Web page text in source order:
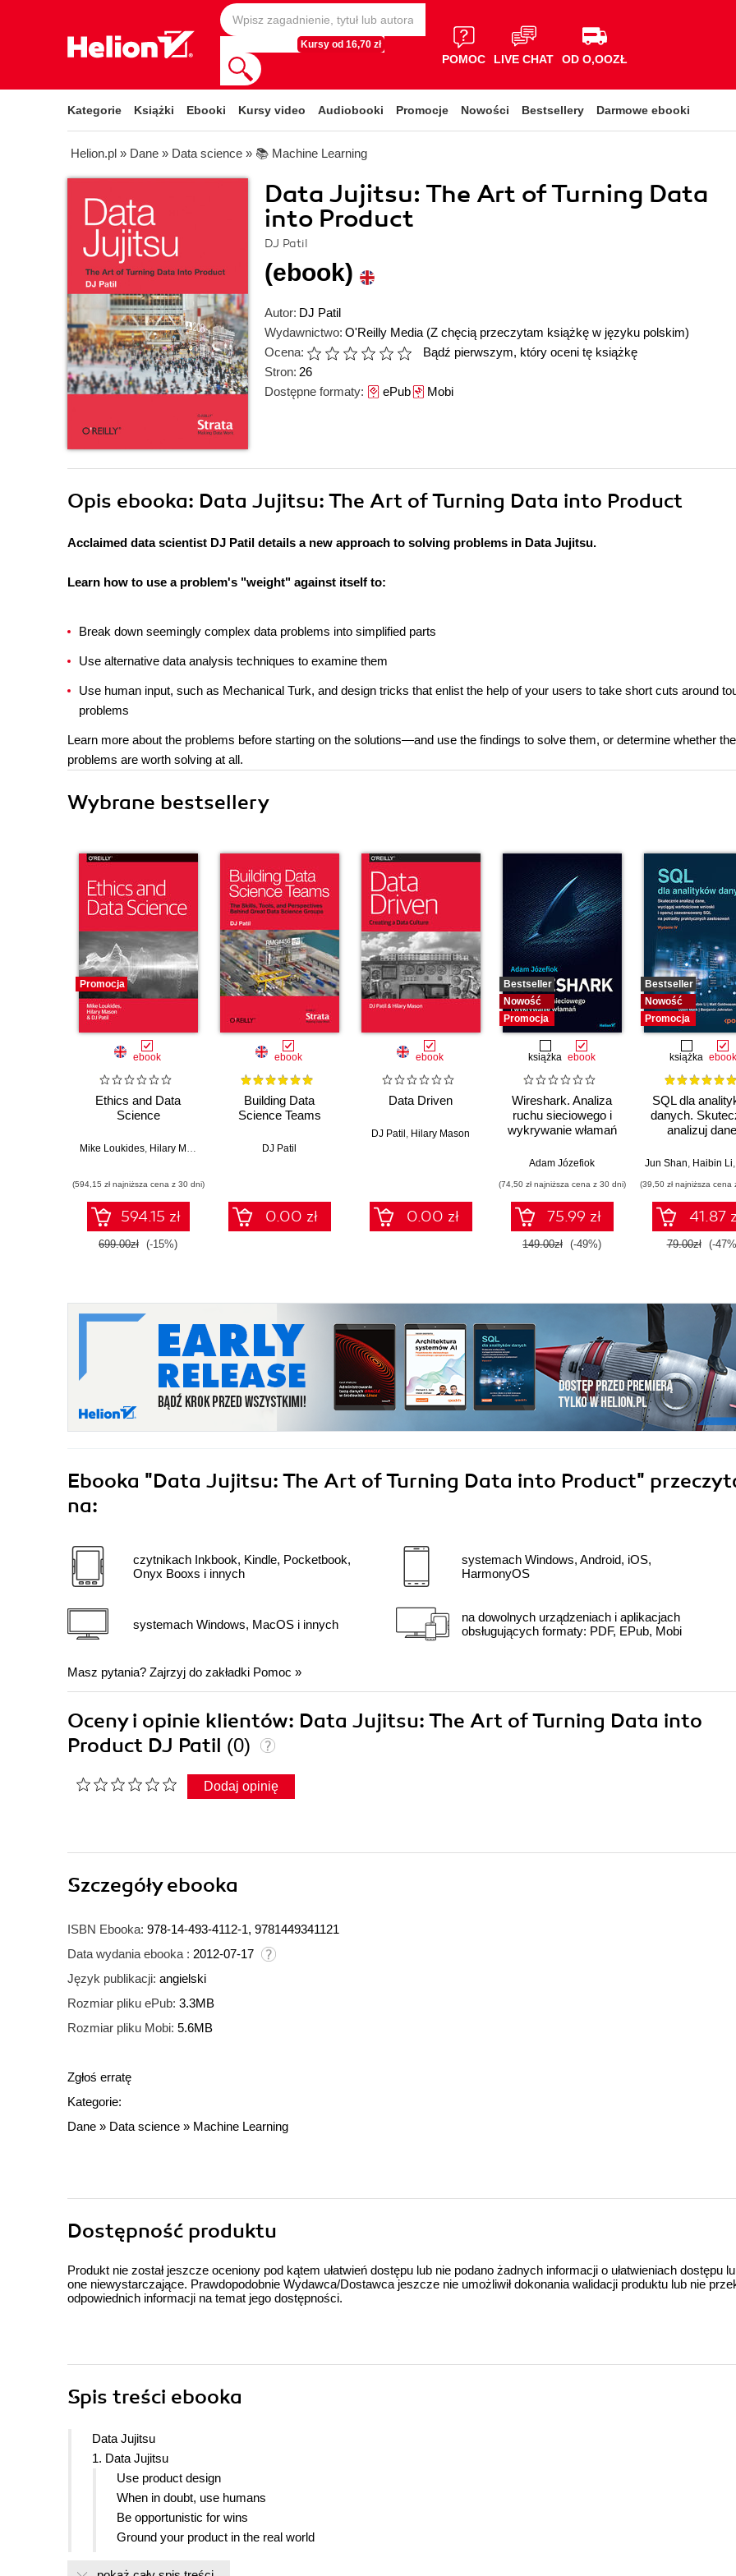
Kursy od 16,70 zł
POMOC LIVE CHAT OD O,OOZŁ
Kategorie Książki Ebooki Kursy video Audiobooki Promocje Nowości Bestsellery Darmowe ebooki
Helion.pl » Dane » Data science » 📚 Machine Learning
Data Jujitsu: The Art of Turning Data
into Product
DJ Patil
(ebook)
Autor: DJ Patil
Wydawnictwo: O'Reilly Media (Z chęcią przeczytam książkę w języku polskim)
Ocena:
Bądź pierwszym, który oceni tę książkę
Stron: 26
Dostępne formaty: ePubMobi
Opis ebooka: Data Jujitsu: The Art of Turning Data into Product
Acclaimed data scientist DJ Patil details a new approach to solving problems in Data Jujitsu.
Learn how to use a problem's "weight" against itself to:
Break down seemingly complex data problems into simplified parts
Use alternative data analysis techniques to examine them
Use human input, such as Mechanical Turk, and design tricks that enlist the help of your users to take short cuts around
problems
Learn more about the problems before starting on the solutions—and use the findings to solve them, or determine whether the
problems are worth solving at all.
Wybrane bestsellery
Promocja
ebook
Ethics and Data
Science
Mike Loukides, Hilary Mason
(594,15 zł najniższa cena z 30 dni)
594.15 zł
699.00zł (-15%)
ebook
Building Data
Science Teams
DJ Patil
0.00 zł
ebook
Data Driven
DJ Patil , Hilary Mason
0.00 zł
Bestseller
Nowość
Promocja
książka ebook
Wireshark. Analiza
ruchu sieciowego i
wykrywanie włamań
Adam Józefiok
(74,50 zł najniższa cena z 30 dni)
75.99 zł
149.00zł (-49%)
Bestseller
Nowość
Promocja
książka ebook
SQL dla
danych.
analizuj
wartościowe
zaawansowany
na potrzeby
Wydanie IV
Jun Shan, Haibin Li
(39,50 zł najniższa cena
41.87
79.00zł (-
Ebooka "Data Jujitsu: The Art of Turning Data into Product"
na:
czytnikach Inkbook, Kindle, Pocketbook,
Onyx Booxs i innych
systemach Windows, MacOS i innych
systemach Windows, Android, iOS,
HarmonyOS
na dowolnych urządzeniach i aplikacjach
obsługujących formaty: PDF, EPub, Mobi
Masz pytania? Zajrzyj do zakładki Pomoc »
Oceny i opinie klientów: Data Jujitsu: The Art of Turning Data into
Product DJ Patil (0)
Dodaj opinię
Szczegółyebooka
ISBN Ebooka: 978-14-493-4112-1, 9781449341121
Data wydania ebooka : 2012-07-17
Język publikacji: angielski
Rozmiar pliku ePub: 3.3MB
Rozmiar pliku Mobi: 5.6MB
Zgłoś erratę
Kategorie:
Dane » Data science » Machine Learning
Dostępność produktu
Produkt nie został jeszcze oceniony pod kątem ułatwień dostępu lub nie podano żadnych informacji o ułatwieniach dostępu
one niewystarczające. Prawdopodobnie Wydawca/Dostawca jeszcze nie umożliwił dokonania walidacji produktu lub nie
odpowiednich informacji na temat jego dostępności.
Spis treści ebooka
Data Jujitsu
1. Data Jujitsu
Use product design
When in doubt, use humans
Be opportunistic for wins
Ground your product in the real world